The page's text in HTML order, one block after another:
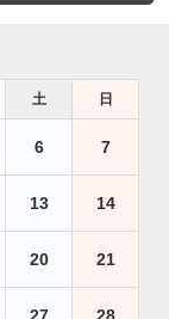
土 日
6 7
13 14
20 21